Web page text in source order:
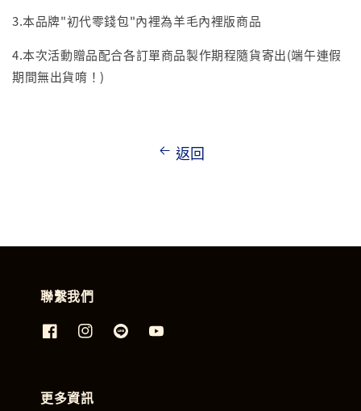
3.本品牌"初代零錢包"內裡為羊毛內裡版商品
4.本次活動贈品配合各訂單商品製作期程隨貨寄出(端午連假
期間無出貨唷！)
返回
聯繫我們
更多資訊